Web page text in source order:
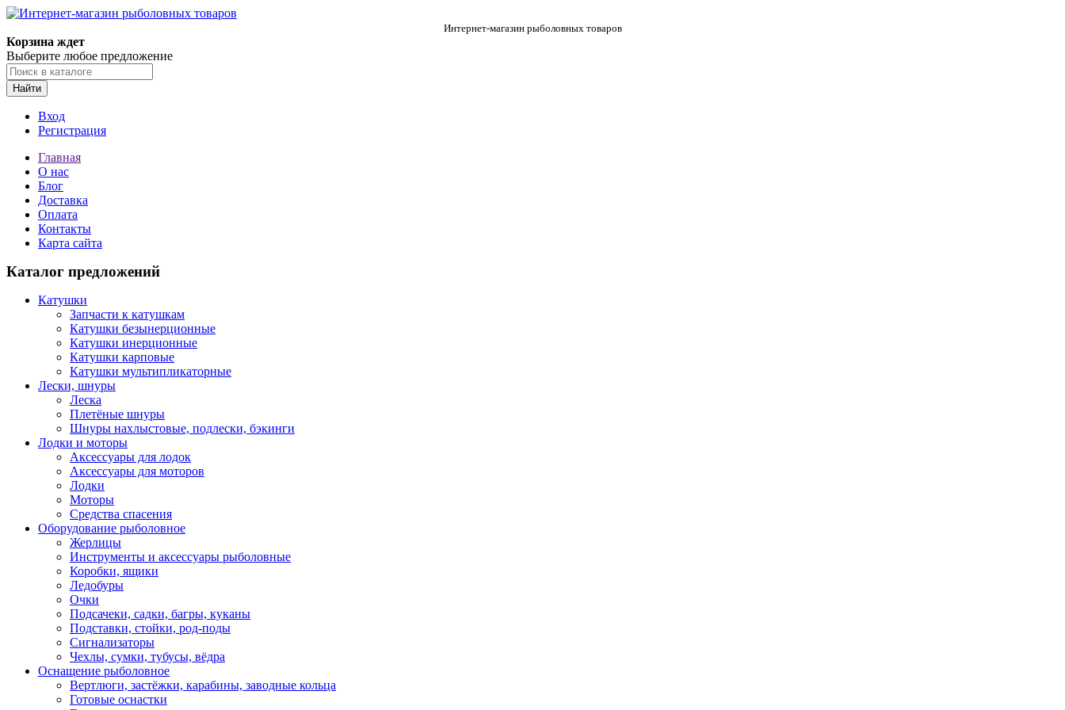
Интернет-магазин рыболовных товаров
Корзина ждет
Выберите любое предложение
Найти
Вход
Регистрация
Главная
О нас
Блог
Доставка
Оплата
Контакты
Карта сайта
Каталог предложений
Катушки
Запчасти к катушкам
Катушки безынерционные
Катушки инерционные
Катушки карповые
Катушки мультипликаторные
Лески, шнуры
Леска
Плетёные шнуры
Шнуры нахлыстовые, подлески, бэкинги
Лодки и моторы
Аксессуары для лодок
Аксессуары для моторов
Лодки
Моторы
Средства спасения
Оборудование рыболовное
Жерлицы
Инструменты и аксессуары рыболовные
Коробки, ящики
Ледобуры
Очки
Подсачеки, садки, багры, куканы
Подставки, стойки, род-поды
Сигнализаторы
Чехлы, сумки, тубусы, вёдра
Оснащение рыболовное
Вертлюги, застёжки, карабины, заводные кольца
Готовые оснастки